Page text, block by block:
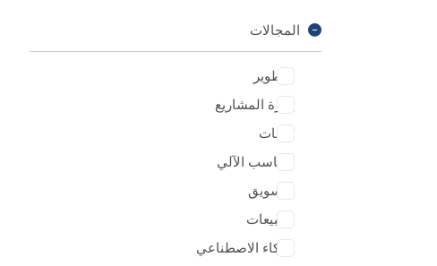
المجالات
التطوير
إدارة المشاريع
اللغات
الحاسب الآلي
التسويق
المبيعات
الذكاء الاصطناعي